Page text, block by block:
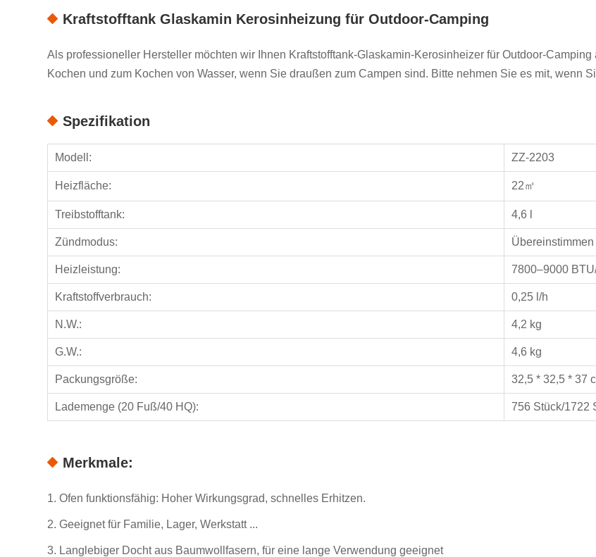
Kraftstofftank Glaskamin Kerosinheizung für Outdoor-Camping
Als professioneller Hersteller möchten wir Ihnen Kraftstofftank-Glaskamin-Kerosinheizer für Outdoor-
Kochen und zum Kochen von Wasser, wenn Sie draußen zum Campen sind. Bitte nehmen Sie es mit, wenn
Spezifikation
Modell: ZZ-2203
Heizfläche: 22㎡
Treibstofftank: 4,6 l
Zündmodus: Übereinstimmen
Heizleistung: 7800–9000
Kraftstoffverbrauch: 0,25 l/h
N.W.: 4,2 kg
G.W.: 4,6 kg
Packungsgröße: 32,5 * 32,5 * 37
Lademenge (20 Fuß/40 HQ): 756 Stück/1722
Merkmale:
1. Ofen funktionsfähig: Hoher Wirkungsgrad, schnelles Erhitzen.
2. Geeignet für Familie, Lager, Werkstatt ...
3. Langlebiger Docht aus Baumwollfasern, für eine lange Verwendung geeignet